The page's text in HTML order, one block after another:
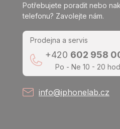
Potřebujete poradit nebo
telefonu? Zavolejte nám.
Prodejna a servis
+420 602 958
Po - Ne 10 - 20
info@iphonelab.cz